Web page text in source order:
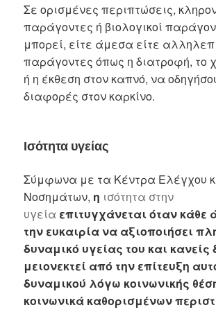
Σε ορισμένες περιπτώσεις,
παράγοντες ή βιολογικοί
μπορεί, είτε άμεσα είτε
παράγοντες όπως η διατροφή, το
ή η έκθεση στον καπνό, να
διαφορές στον καρκίνο.
Ισότητα υγείας
Σύμφωνα με τα Κέντρα Ελέγχου
Νοσημάτων, η ισότητα στην
υγεία επιτυγχάνεται όταν κάθε
την ευκαιρία να αξιοποιήσει
δυναμικό υγείας του και κανείς
μειονεκτεί από την επίτευξη
δυναμικού λόγω κοινωνικής
κοινωνικά καθορισμένων